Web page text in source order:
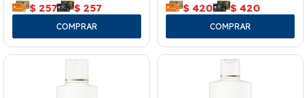
$ 257 $ 257 $ 420 $ 420